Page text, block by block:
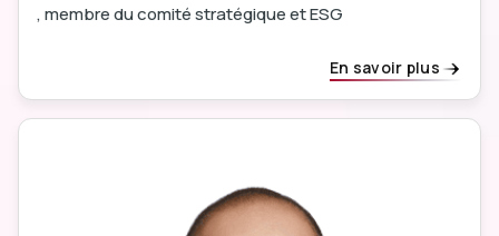
, membre du comité stratégique et ESG
En savoir plus